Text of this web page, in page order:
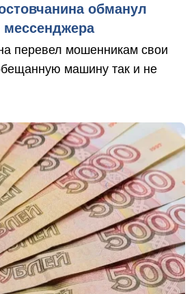
обманул
мессенджера
перевел мошенникам свои
машину так и не